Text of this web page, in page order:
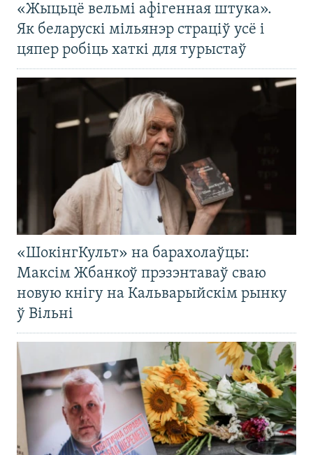
«Жыцьцё вельмі афігенная штука».
Як беларускі мільянэр страціў усё і
цяпер робіць хаткі для турыстаў
«ШокінгКульт» на барахолаўцы:
Максім Жбанкоў прэзэнтаваў сваю
новую кнігу на Кальварыйскім рынку
ў Вільні